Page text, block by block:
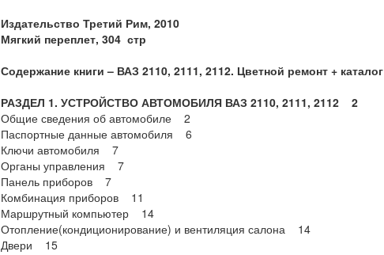
Издательство Третий Рим, 2010
Мягкий переплет, 304 стр
Содержание книги – ВАЗ 2110, 2111, 2112. Цветной ремонт + каталог
РАЗДЕЛ 1. УСТРОЙСТВО АВТОМОБИЛЯ ВАЗ 2110, 2111, 2112 2
Общие сведения об автомобиле 2
Паспортные данные автомобиля 6
Ключи автомобиля 7
Органы управления 7
Панель приборов 7
Комбинация приборов 11
Маршрутный компьютер 14
Отопление(кондиционирование) и вентиляция салона 14
Двери 15